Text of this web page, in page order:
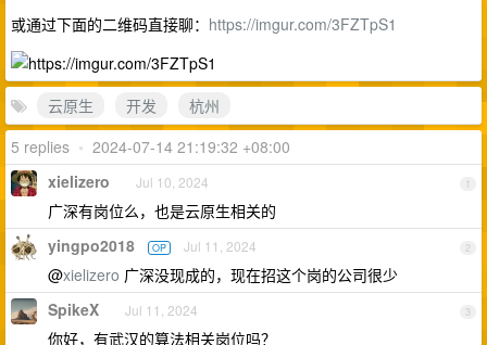
或通过下面的二维码直接聊： https://imgur.com/3FZTpS1
云原生 开发
杭州
5 replies • 2024-07-14 21:19:32 +08:00
1
xielizero Jul 10, 2024
广深有岗位么，也是云原生相关的
2
yingpo2018 OP Jul 11, 2024
@xielizero 广深没现成的，现在招这个岗的公司很少
3
SpikeX Jul 11, 2024
你好，有武汉的算法相关岗位吗？